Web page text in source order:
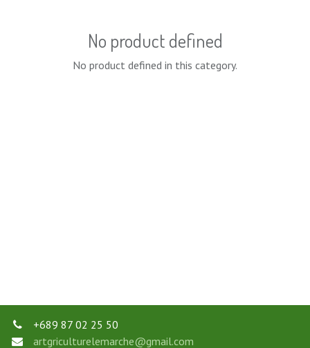
No product defined
No product defined in this category.
+689 87 02 25 50
artgriculturelemarche@gmail.com